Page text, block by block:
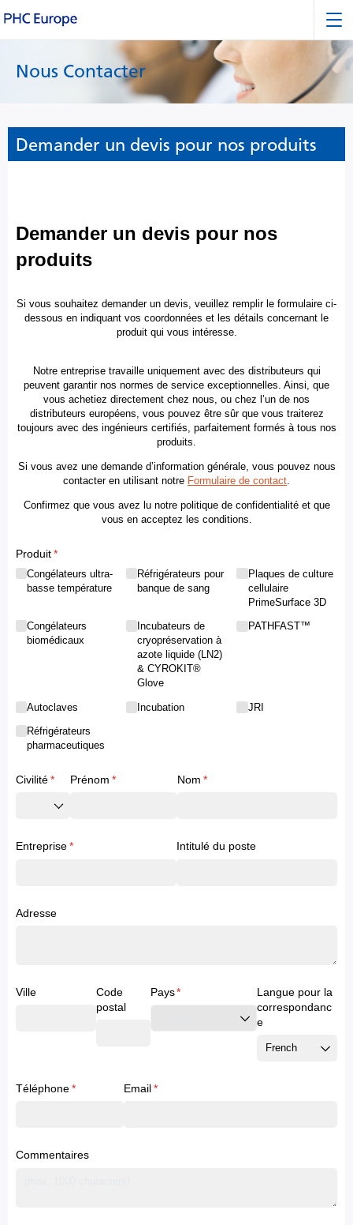
Nous Contacter
Demander un devis pour nos produits